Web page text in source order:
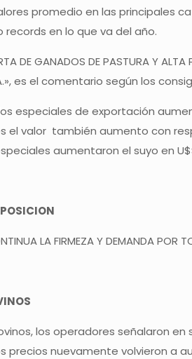
promedio en las principales
records en lo que va del año.
DE GANADOS DE PASTURA Y ALTA
es el comentario según los
especiales de exportación
el valor también aumento con
aumentaron el suyo en
LA FIRMEZA Y DEMANDA POR
los operadores señalaron en su
Los precios nuevamente volvieron